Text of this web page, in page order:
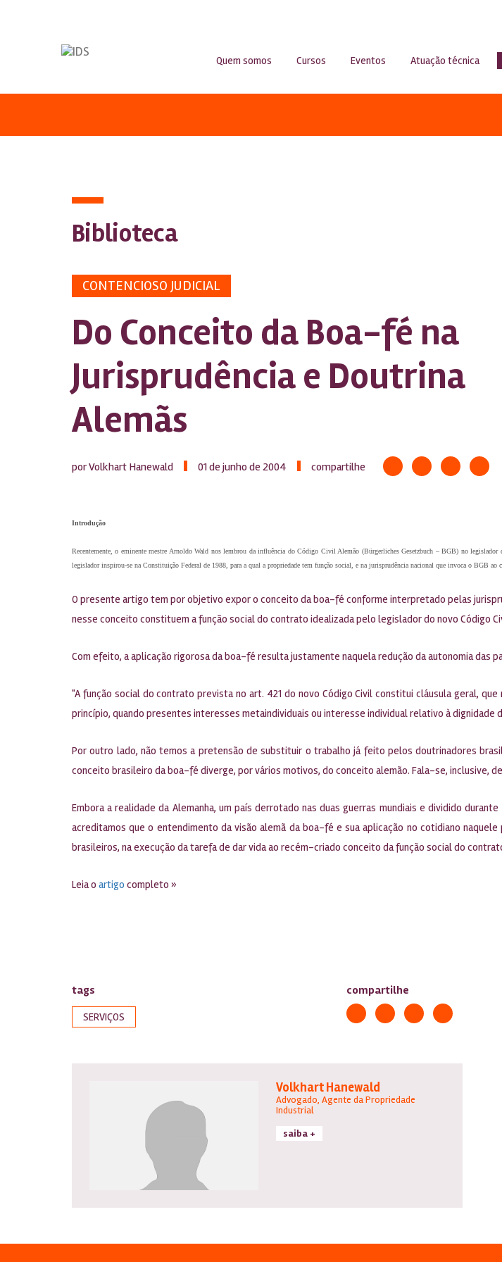
Quem somos Cursos Eventos Atuação técnica
Biblioteca
CONTENCIOSO JUDICIAL
Do Conceito da Boa-fé na
Jurisprudência e Doutrina
Alemãs
por Volkhart Hanewald 01 de junho de 2004 compartilhe
Introdução
Recentemente, o eminente mestre Arnoldo Wald nos lembrou da influência do Código Civil Alemão (Bürgerliches Gesetzbuch – BGB) no
legislador inspirou-se na Constituição Federal de 1988, para a qual a propriedade tem função social, e na jurisprudência nacional que invoca o BGB ao
O presente artigo tem por objetivo expor o conceito da boa-fé conforme interpretado pelas
nesse conceito constituem a função social do contrato idealizada pelo legislador do novo Código
Com efeito, a aplicação rigorosa da boa-fé resulta justamente naquela redução da autonomia das
"A função social do contrato prevista no art. 421 do novo Código Civil constitui cláusula geral,
princípio, quando presentes interesses metaindividuais ou interesse individual relativo à dignidade
Por outro lado, não temos a pretensão de substituir o trabalho já feito pelos doutrinadores
conceito brasileiro da boa-fé diverge, por vários motivos, do conceito alemão. Fala-se, inclusive,
Embora a realidade da Alemanha, um país derrotado nas duas guerras mundiais e dividido
acreditamos que o entendimento da visão alemã da boa-fé e sua aplicação no cotidiano
brasileiros, na execução da tarefa de dar vida ao recém-criado conceito da função social do
Leia o artigo completo »
tags
SERVIÇOS
compartilhe
Volkhart Hanewald
Advogado, Agente da Propriedade
Industrial
saiba +